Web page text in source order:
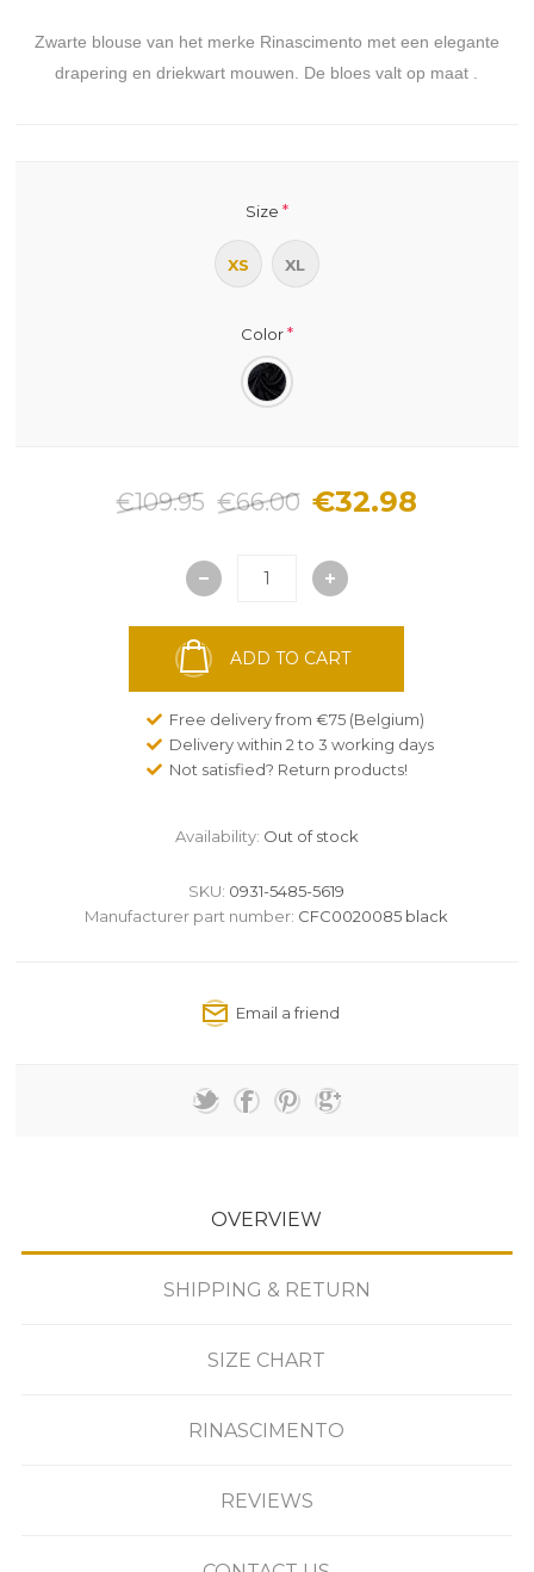
Zwarte blouse van het merke Rinascimento met een elegante
drapering en driekwart mouwen. De bloes valt op maat .
Size *
XS XL
Color*
€109.95 €66.00 €32.98
ADD TO CART
Free delivery from €75 (Belgium)
Delivery within 2 to 3 working days
Not satisfied? Return products!
Availability: Out of stock
SKU: 0931-5485-5619
Manufacturer part number: CFC0020085 black
OVERVIEW
SHIPPING & RETURN
SIZE CHART
RINASCIMENTO
REVIEWS